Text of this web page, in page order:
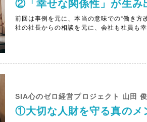
②「幸せな関係性」が生み
前回は事例を元に、本当の意味での“働き
社の社長からの相談を元に、会社も社員も
SIA心のゼロ経営プロジェクト 山田
①大切な人財を守る真のメ